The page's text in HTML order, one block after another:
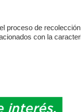
proceso de
con la